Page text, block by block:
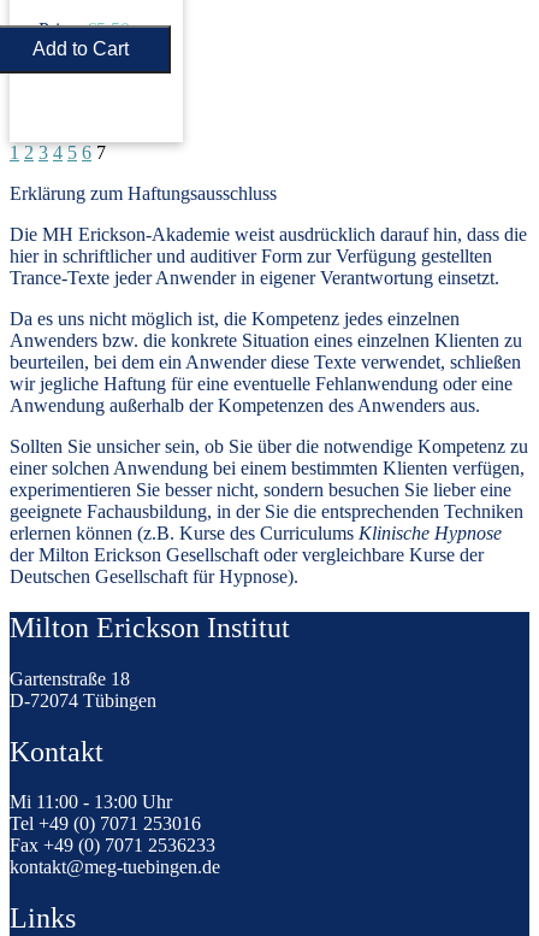
Price: €5.50
1 2 3 4 5 6 7
Erklärung zum Haftungsausschluss
Die MH Erickson-Akademie weist ausdrücklich darauf hin, dass die
hier in schriftlicher und auditiver Form zur Verfügung gestellten
Trance-Texte jeder Anwender in eigener Verantwortung einsetzt.
Da es uns nicht möglich ist, die Kompetenz jedes einzelnen
Anwenders bzw. die konkrete Situation eines einzelnen Klienten zu
beurteilen, bei dem ein Anwender diese Texte verwendet, schließen
wir jegliche Haftung für eine eventuelle Fehlanwendung oder eine
Anwendung außerhalb der Kompetenzen des Anwenders aus.
Sollten Sie unsicher sein, ob Sie über die notwendige Kompetenz zu
einer solchen Anwendung bei einem bestimmten Klienten verfügen,
experimentieren Sie besser nicht, sondern besuchen Sie lieber eine
geeignete Fachausbildung, in der Sie die entsprechenden Techniken
erlernen können (z.B. Kurse des Curriculums Klinische Hypnose
der Milton Erickson Gesellschaft oder vergleichbare Kurse der
Deutschen Gesellschaft für Hypnose).
Milton Erickson Institut
Gartenstraße 18
D-72074 Tübingen
Kontakt
Mi 11:00 - 13:00 Uhr
Tel +49 (0) 7071 253016
Fax +49 (0) 7071 2536233
kontakt@meg-tuebingen.de
Links